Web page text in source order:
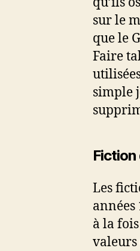
sur le
que le
Faire
simple
Fiction
Les
à la
valeurs